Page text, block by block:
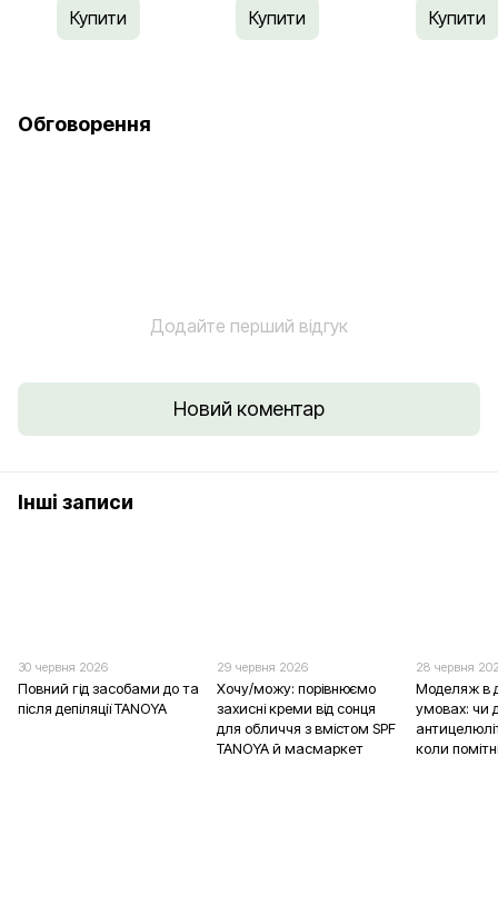
Купити Купити Купити
Обговорення
Додайте перший відгук
Новий коментар
Інші записи
30 червня 2026
Повний гід засобами до та
після депіляції TANOYA
29 червня 2026
Хочу/можу: порівнюємо
захисні креми від сонця
для обличчя з вмістом SPF
TANOYA й масмаркет
28 червня
Моделяж в
умовах: чи
коли